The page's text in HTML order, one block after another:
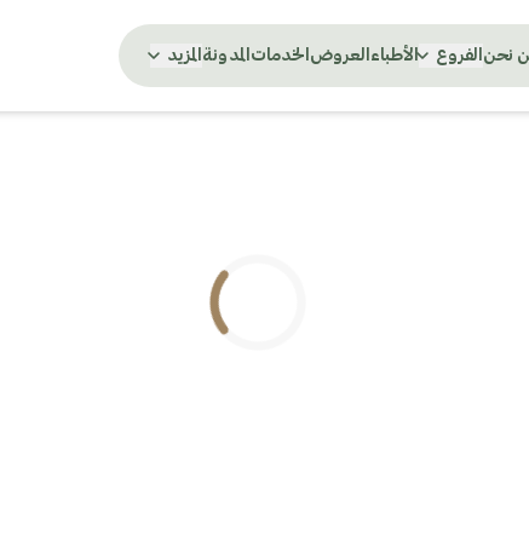
نحن الفروع الأطباء العروض الخدمات المدونة المزيد